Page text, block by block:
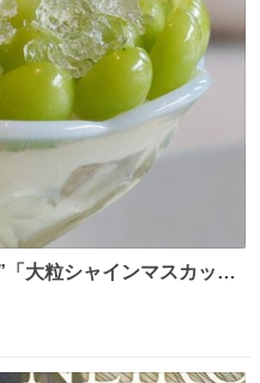
大粒シャインマスカット
添え - fashion-